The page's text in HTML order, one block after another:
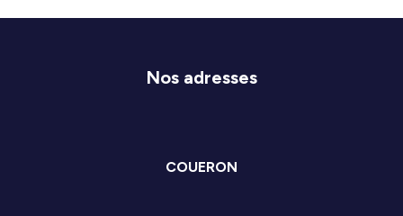
Nos adresses
COUERON